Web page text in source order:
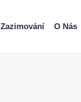
Zazimování O Nás